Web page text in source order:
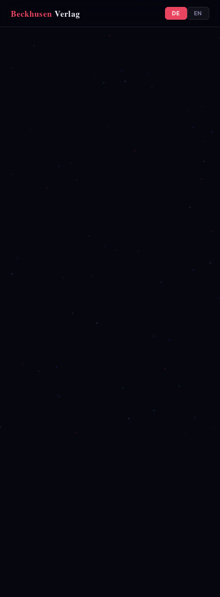
Beckhusen Verlag DE EN